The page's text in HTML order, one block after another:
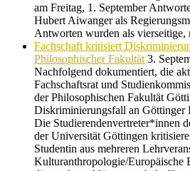
am Freitag, 1. September
Hubert Aiwanger als
Antworten wurden als
Fachschaft kritisiert
Philosophischer Fakultät 3.
Nachfolgend dokumentiert, die
Fachschaftsrat und
der Philosophischen Fakultät
Diskriminierungsfall an Göttinger
Die Studierendenvertreter*innen
der Universität Göttingen
Studentin aus mehreren
Kulturanthropologie/Europäische